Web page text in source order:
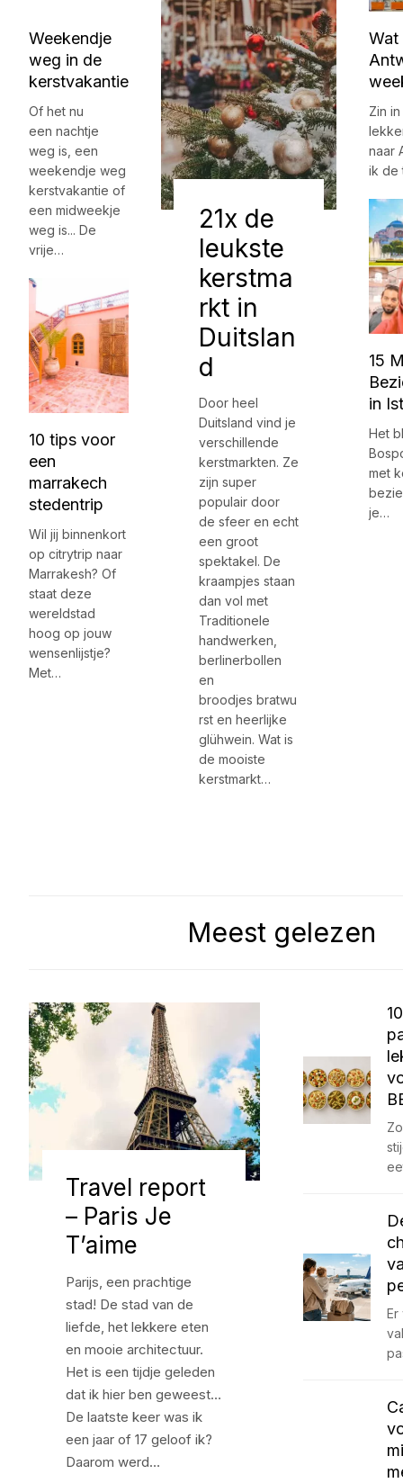
Weekendje
weg in de
kerstvakantie
Of het nu
een nachtje
weg is, een
weekendje weg
kerstvakantie of
een midweekje
weg is... De
vrije…
10 tips voor
een
marrakech
stedentrip
Wil jij binnenkort
op citrytrip naar
Marrakesh? Of
staat deze
wereldstad
hoog op jouw
wensenlijstje?
Met…
21x de
leukste
kerstma
rkt in
Duitslan
d
Door heel
Duitsland vind je
verschillende
kerstmarkten. Ze
zijn super
populair door
de sfeer en echt
een groot
spektakel. De
kraampjes staan
dan vol met
Traditionele
handwerken,
berlinerbollen
en
broodjes bratwu
rst en heerlijke
glühwein. Wat is
de mooiste
kerstmarkt…
Wat
Zin
naar
ik de
15
in
Het
met
je…
Meest gelezen
Travel report
– Paris Je
T’aime
Parijs, een prachtige
stad! De stad van de
liefde, het lekkere eten
en mooie architectuur.
Het is een tijdje geleden
dat ik hier ben geweest…
De laatste keer was ik
een jaar of 17 geloof ik?
Daarom werd…
Er